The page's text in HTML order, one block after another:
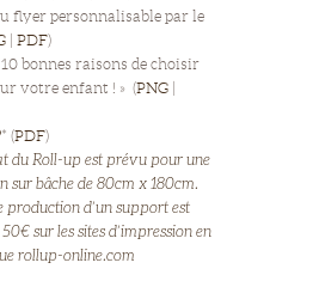
flyer personnalisable par le
PDF)
bonnes raisons de choisir
votre enfant ! » (PNG
* (PDF)
du Roll-up est prévu pour une
sur bâche de 80cm x 180cm.
production d’un support est
sur les sites d’impression en
rollup-online.com